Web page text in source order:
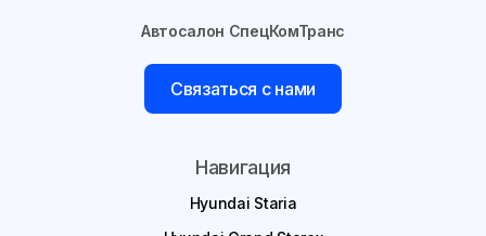
Автосалон СпецКомТранс
Связаться с нами
Навигация
Hyundai Staria